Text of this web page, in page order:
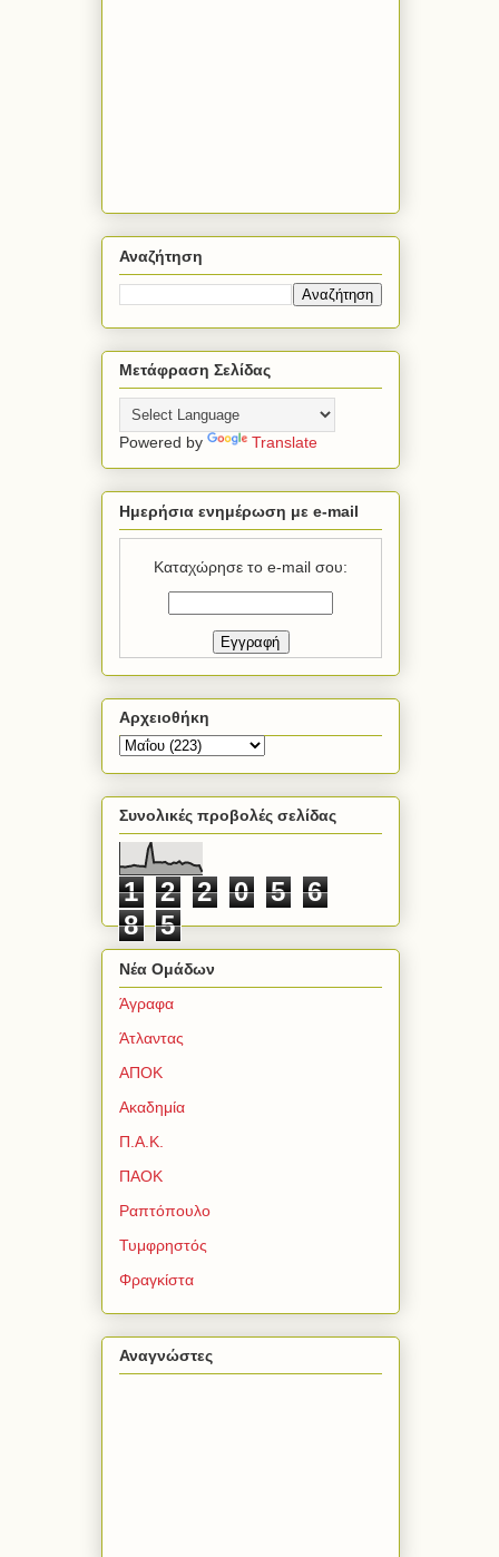
Αναζήτηση
Μετάφραση Σελίδας
Powered by Translate
Ημερήσια ενημέρωση με e-mail
Καταχώρησε το e-mail σου:
Αρχειοθήκη
Συνολικές προβολές σελίδας
1 2 2 0 5
6
8
5
Νέα Ομάδων
Άγραφα
Άτλαντας
ΑΠΟΚ
Ακαδημία
Π.Α.Κ.
ΠΑΟΚ
Ραπτόπουλο
Τυμφρηστός
Φραγκίστα
Αναγνώστες